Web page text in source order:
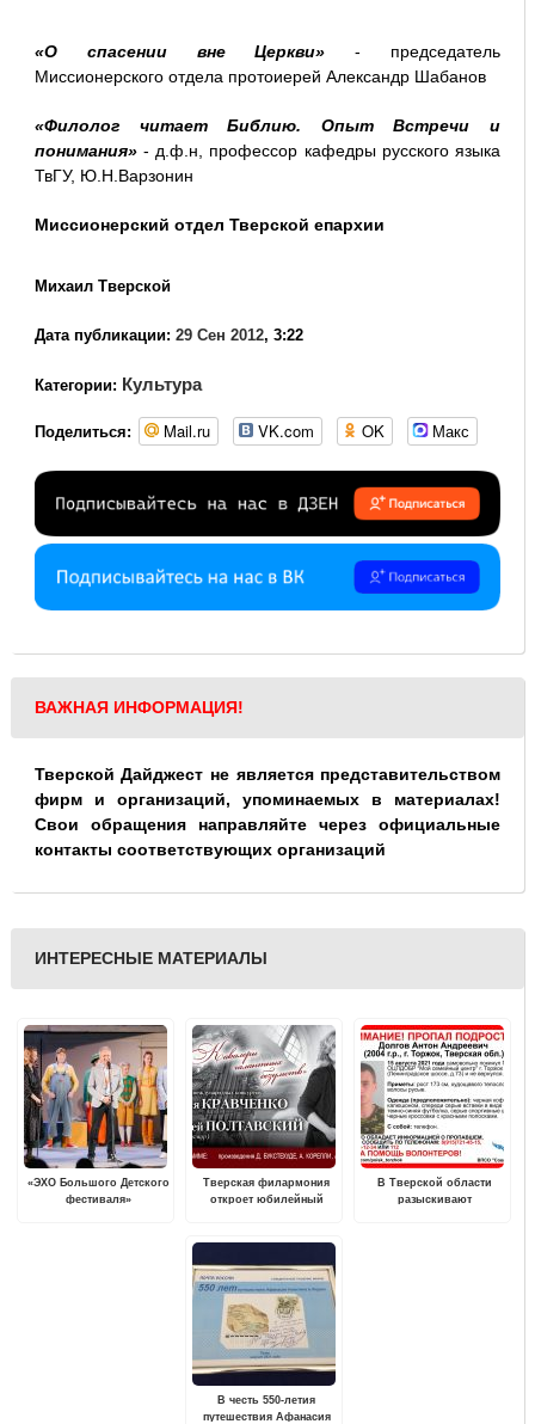
«О спасении вне Церкви» - председатель
Миссионерского отдела протоиерей Александр Шабанов
«Филолог читает Библию. Опыт Встречи и
понимания»- д.ф.н, профессор кафедры русского языка
ТвГУ, Ю.Н.Варзонин
Миссионерский отдел Тверской епархии
Михаил Тверской
Дата публикации: 29 Сен 2012, 3:22
Категории: Культура
Поделиться: Mail.ru VK.com OK Макс
ВАЖНАЯ ИНФОРМАЦИЯ!
Тверской Дайджест не является представительством
фирм и организаций, упоминаемых в материалах!
Свои обращения направляйте через официальные
контакты соответствующих организаций
ИНТЕРЕСНЫЕ МАТЕРИАЛЫ
«ЭХО Большого Детского
фестиваля»
Тверская филармония
откроет юбилейный
В Тверской области
разыскивают
В честь 550-летия
путешествия Афанасия